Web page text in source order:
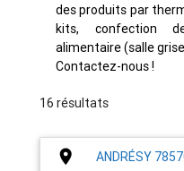
des produits par
kits, confection
alimentaire (salle
Contactez-nous !
16 résultats
place ANDRÉSY